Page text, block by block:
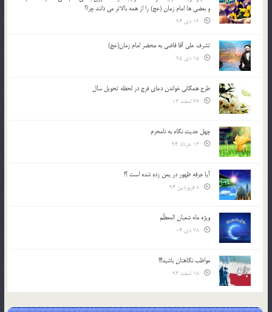
و بعضي ها امام زمان (عج) را از همه بالاتر مي دانند چرا؟
تشرف علي آقا قاضي به محضر امام زمان(عج)
طرح همگانی خواندن دعای فرج در لحظه تحویل سال
چهل حدیث نگاه به نامحرم
آیا جرقه ظهور در یمن زده شده است ؟!
ویژه ماه شعبان المعظّم
مواظب نگاهتان باشید!!!